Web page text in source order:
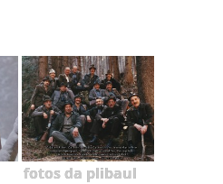
fotos da plibaul